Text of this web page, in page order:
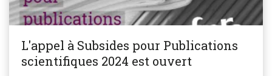
L'appel à Subsides pour Publications
scientifiques 2024 est ouvert